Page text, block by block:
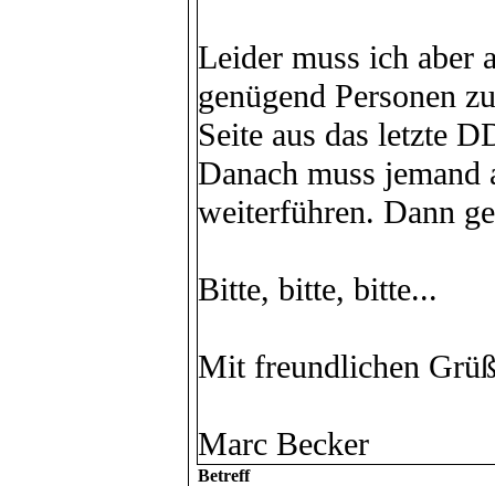
Leider muss ich aber
genügend Personen
Seite aus das letzte
Danach muss
weiterführen. Dann
Bitte, bitte, bitte...
Mit freundlichen
Marc Becker
Betreff